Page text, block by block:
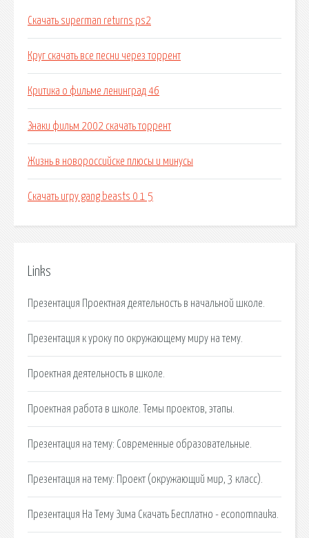
Скачать superman returns ps2
Круг скачать все песни через торрент
Критика о фильме ленинград 46
Знаки фильм 2002 скачать торрент
Жизнь в новороссийске плюсы и минусы
Скачать игру gang beasts 0 1 5
Links
Презентация Проектная деятельность в начальной школе.
Презентация к уроку по окружающему миру на тему.
Проектная деятельность в школе.
Проектная работа в школе. Темы проектов, этапы.
Презентация на тему: Современные образовательные.
Презентация на тему: Проект (окружающий мир, 3 класс).
Презентация На Тему Зима Скачать Бесплатно - economnauka.